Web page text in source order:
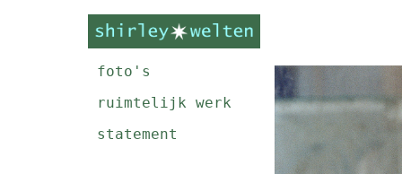
foto's
ruimtelijk werk
statement